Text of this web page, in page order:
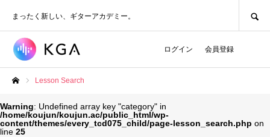
まったく新しい、ギターアカデミー。
ログイン 会員登録
Lesson Search
Warning: Undefined array key "category" in
/home/koujun/koujun.ac/public_html/wp-
content/themes/every_tcd075_child/page-lesson_search.php on
line 25